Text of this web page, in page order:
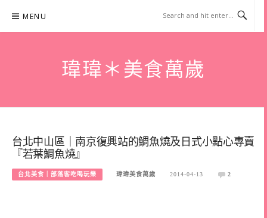
content
MENU
瑋瑋＊美食萬歲
台北中山區｜南京復興站的鯛魚燒及日式小點心專賣
『若葉鯛魚燒』
台北美食｜部落客吃喝玩樂 瑋瑋美食萬歲 2014-04-13 2